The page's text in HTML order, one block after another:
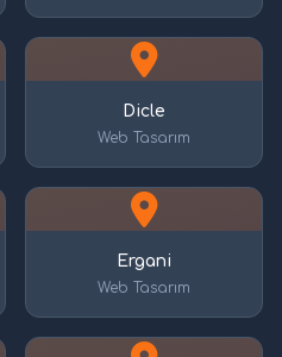
Dicle
Web Tasarım
Ergani
Web Tasarım